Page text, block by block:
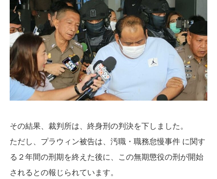
その結果、裁判所は、終身刑の判決を下しました。
ただし、プラウィン被告は、汚職・職務怠慢事件 に関す
る２年間の刑期を終えた後に、この無期懲役の刑が開始
されるとの報じられています。